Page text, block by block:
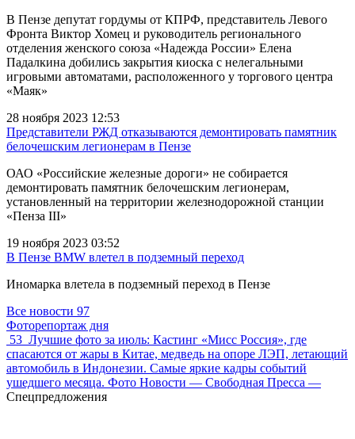
В Пензе депутат гордумы от КПРФ, представитель Левого
Фронта Виктор Хомец и руководитель регионального
отделения женского союза «Надежда России» Елена
Падалкина добились закрытия киоска с нелегальными
игровыми автоматами, расположенного у торгового центра
«Маяк»
28 ноября 2023 12:53
Представители РЖД отказываются демонтировать памятник
белочешским легионерам в Пензе
ОАО «Российские железные дороги» не собирается
демонтировать памятник белочешским легионерам,
установленный на территории железнодорожной станции
«Пенза III»
19 ноября 2023 03:52
В Пензе BMW влетел в подземный переход
Иномарка влетела в подземный переход в Пензе
Все новости 97
Фоторепортаж дня
53 Лучшие фото за июль: Кастинг «Мисс Россия», где
спасаются от жары в Китае, медведь на опоре ЛЭП, летающий
автомобиль в Индонезии. Самые яркие кадры событий
ушедшего месяца. Фото Новости — Свободная Пресса —
Спецпредложения